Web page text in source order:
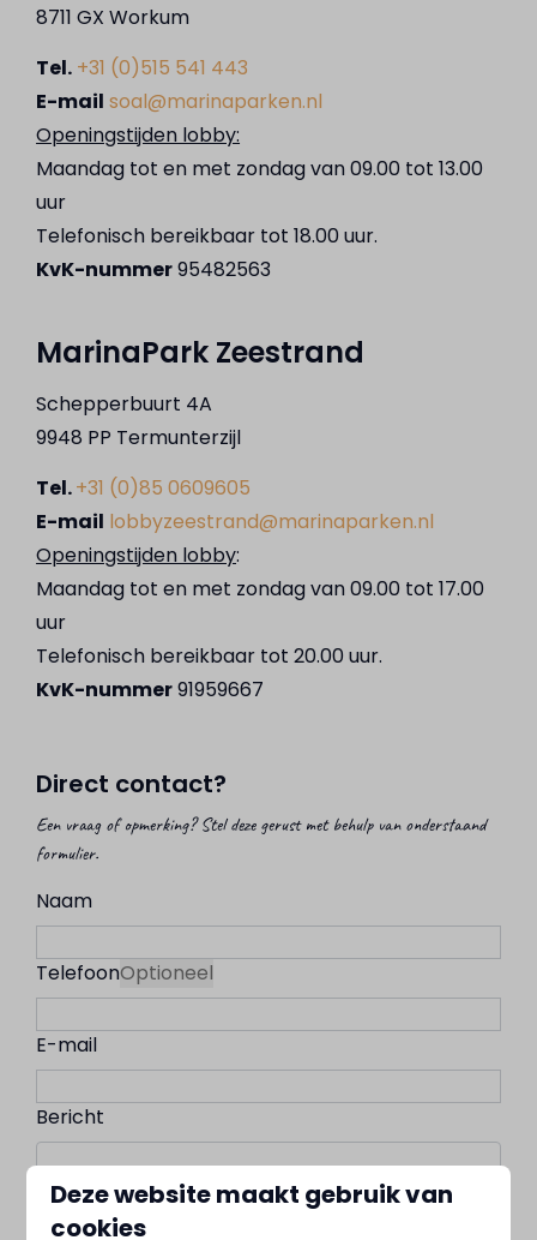
8711 GX Workum
Tel. +31 (0)515 541 443
E-mail soal@marinaparken.nl
Openingstijden lobby:
Maandag tot en met zondag van 09.00 tot 13.00
uur
Telefonisch bereikbaar tot 18.00 uur.
KvK-nummer95482563
MarinaPark Zeestrand
Schepperbuurt 4A
9948 PP Termunterzijl
Tel.+31 (0)85 0609605
E-mail lobbyzeestrand@marinaparken.nl
Openingstijden lobby:
Maandag tot en met zondag van 09.00 tot 17.00
uur
Telefonisch bereikbaar tot 20.00 uur.
KvK-nummer91959667
Direct contact?
Een vraag of opmerking? Stel deze gerust met behulp van onderstaand
formulier.
Naam
TelefoonOptioneel
E-mail
Bericht
Deze website maakt gebruik van
cookies